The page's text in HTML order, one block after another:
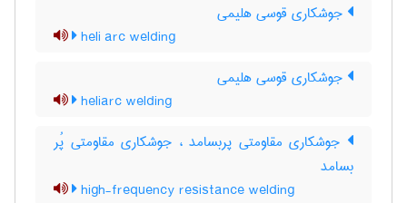
جوشکاری قوسی هلیمی
heli arc welding
جوشکاری قوسی هلیمی
heliarc welding
جوشکاری مقاومتی پربسامد ، جوشکاری مقاومتی پُر
بسامد
high-frequency resistance welding